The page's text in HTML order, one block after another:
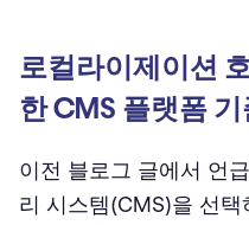
로컬라이제이션
한 CMS 플랫폼
이전 블로그 글에서 언
리 시스템(CMS)을 선